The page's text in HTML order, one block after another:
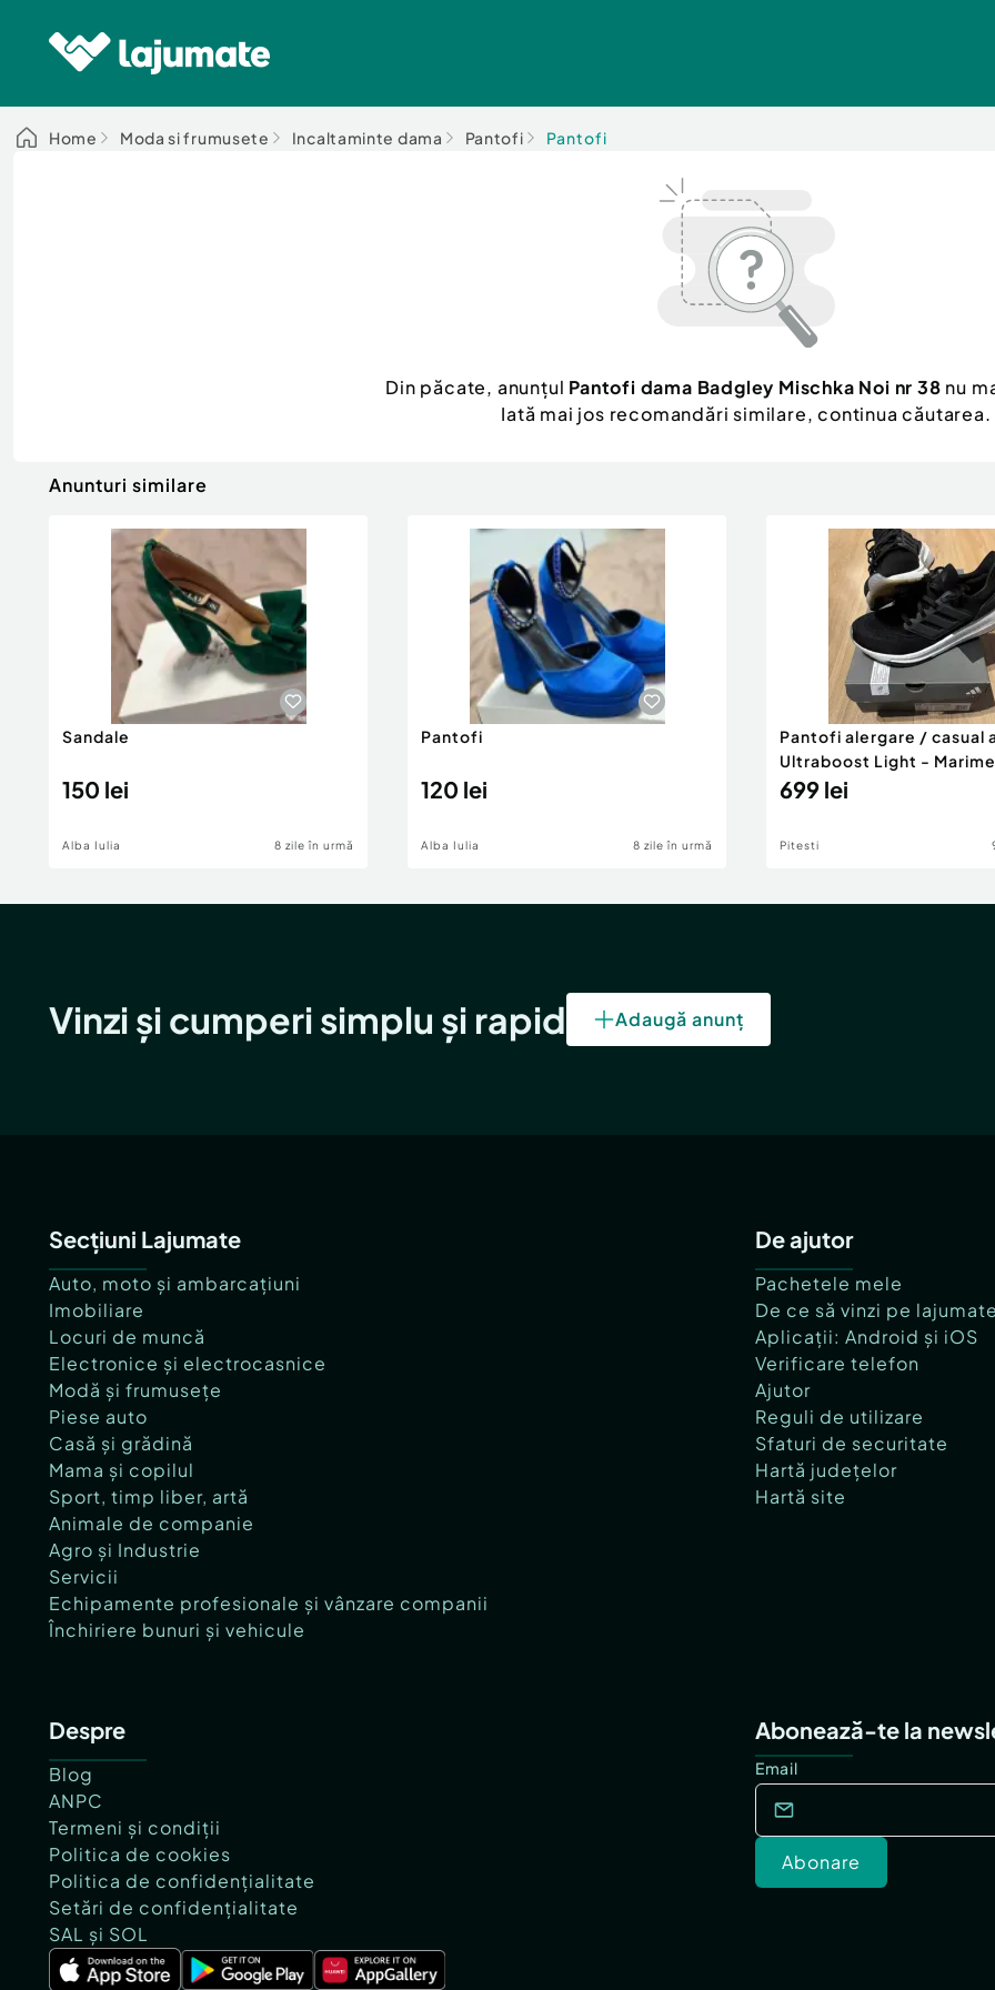
Home Moda si frumusete Incaltaminte dama Pantofi Pantofi
Din păcate, anunțul Pantofi dama Badgley Mischka Noi nr 38 nu
Iată mai jos recomandări similare, continua căutarea.
Anunturi similare
Sandale
150 lei
Alba Iulia 8 zile în urmă
Pantofi
120 lei
Alba Iulia 8 zile în urmă
Pantofi alergare / casual
Ultraboost Light -
Cutie Originală
699 lei
Pitesti
Vinzi și cumperi simplu și rapid Adaugă anunț
Secțiuni Lajumate
Auto, moto și ambarcațiuni
Imobiliare
Locuri de muncă
Electronice și electrocasnice
Modă și frumusețe
Piese auto
Casă și grădină
Mama și copilul
Sport, timp liber, artă
Animale de companie
Agro și Industrie
Servicii
Echipamente profesionale și vânzare companii
Închiriere bunuri și vehicule
De ajutor
Pachetele mele
De ce să vinzi pe
Aplicații: Android și iOS
Verificare telefon
Ajutor
Reguli de utilizare
Sfaturi de securitate
Hartă județelor
Hartă site
Despre
Blog
ANPC
Termeni și condiții
Politica de cookies
Politica de confidențialitate
Setări de confidențialitate
SAL și SOL
Abonează-te la
Email
Abonare